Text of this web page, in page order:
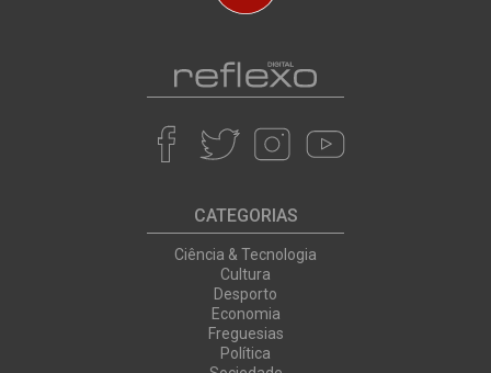
CATEGORIAS
Ciência & Tecnologia
Cultura
Desporto
Economia
Freguesias
Política